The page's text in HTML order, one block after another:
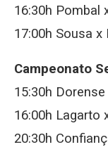
16:30h Pombal
17:00h Sousa
Campeonato
15:30h
16:00h Lagarto
20:30h